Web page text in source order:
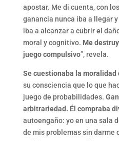
apostar. Me di cuenta, con
ganancia nunca iba a llegar
iba a alcanzar a cubrir el
moral y cognitivo. Me
juego compulsivo”, revela.
Se cuestionaba la moralidad
su consciencia que lo que
juego de probabilidades.
arbitrariedad. Él compraba
autoengaño: yo en una sala
de mis problemas sin darme